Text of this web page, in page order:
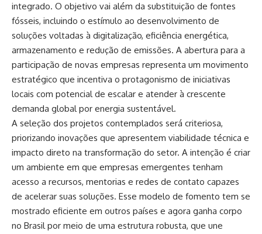
integrado. O objetivo vai além da substituição de fontes
fósseis, incluindo o estímulo ao desenvolvimento de
soluções voltadas à digitalização, eficiência energética,
armazenamento e redução de emissões. A abertura para a
participação de novas empresas representa um movimento
estratégico que incentiva o protagonismo de iniciativas
locais com potencial de escalar e atender à crescente
demanda global por energia sustentável.
A seleção dos projetos contemplados será criteriosa,
priorizando inovações que apresentem viabilidade técnica e
impacto direto na transformação do setor. A intenção é criar
um ambiente em que empresas emergentes tenham
acesso a recursos, mentorias e redes de contato capazes
de acelerar suas soluções. Esse modelo de fomento tem se
mostrado eficiente em outros países e agora ganha corpo
no Brasil por meio de uma estrutura robusta, que une